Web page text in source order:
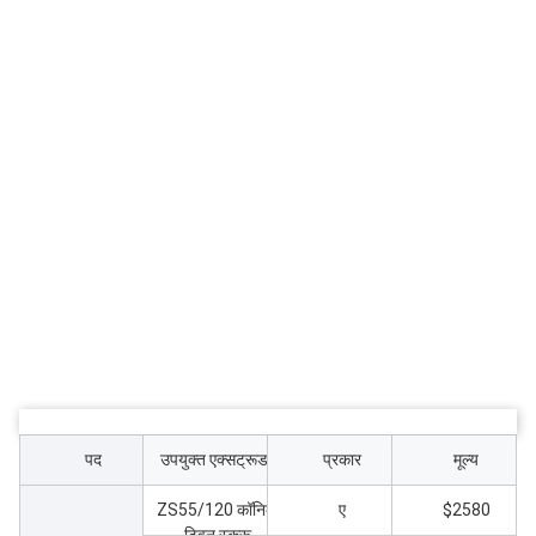
पद उपयुक्त एक्सट्रूडर प्रकार मूल्य
ZS55/120 कॉनिक
ए $2580